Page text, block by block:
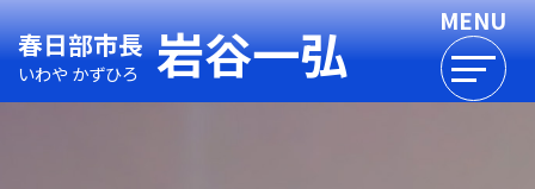
春日部市長
いわや かずひろ 岩谷一弘